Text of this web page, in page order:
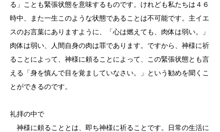
る」ことも緊張状態を意味するものです。けれども私たちは４６
時中、また一生このような状態であることは不可能です。主イエ
スのお言葉にありますように、「心は燃えても、肉体は弱い。」
肉体は弱い、人間自身の肉は罪であります。ですから、神様に祈
ることによって、神様に頼ることによって、この緊張状態とも言
える「身を慎んで目を覚ましていなさい。」という勧めを聞くこ
とができるのです。
礼拝の中で
神様に頼ることとは、即ち神様に祈ることです。日常の生活に